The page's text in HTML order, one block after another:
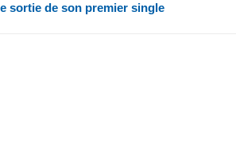
sortie de son premier single